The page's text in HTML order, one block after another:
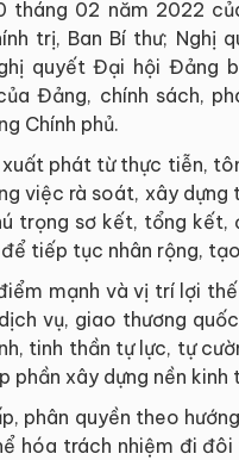
tháng 02 năm 2022
trị, Ban Bí thư; Nghị
quyết Đại hội Đảng
Đảng, chính sách,
Chính phủ.
phát từ thực tiễn,
việc rà soát, xây dựng
trọng sơ kết, tổng kết,
tiếp tục nhân rộng,
mạnh và vị trí lợi
vụ, giao thương
tinh thần tự lực, tự
phần xây dựng nền
phân quyền theo
hóa trách nhiệm đi